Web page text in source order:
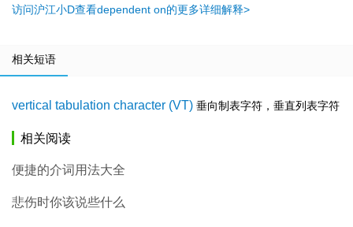
访问沪江小D查看dependent on的更多详细解释>
相关短语
vertical tabulation character (VT) 垂向制表字符，垂直列表字符
相关阅读
便捷的介词用法大全
悲伤时你该说些什么